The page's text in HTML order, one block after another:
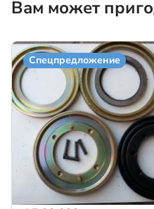
Вам может
Спецпредложение